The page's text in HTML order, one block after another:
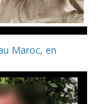
Maroc, en